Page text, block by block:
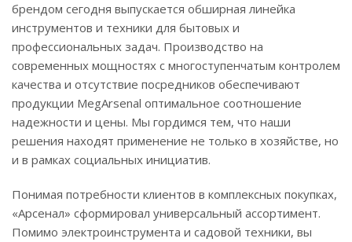
брендом сегодня выпускается обширная линейка
инструментов и техники для бытовых и
профессиональных задач. Производство на
современных мощностях с многоступенчатым контролем
качества и отсутствие посредников обеспечивают
продукции MegArsenal оптимальное соотношение
надежности и цены. Мы гордимся тем, что наши
решения находят применение не только в хозяйстве, но
и в рамках социальных инициатив.
Понимая потребности клиентов в комплексных покупках,
«Арсенал» сформировал универсальный ассортимент.
Помимо электроинструмента и садовой техники, вы